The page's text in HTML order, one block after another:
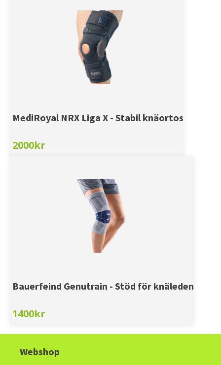
MediRoyal NRX Liga X - Stabil knäortos
2000kr
Bauerfeind Genutrain - Stöd för knäleden
1400kr
Webshop